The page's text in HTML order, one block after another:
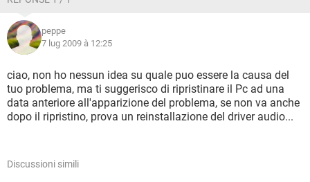
peppe
7 lug 2009 à 12:25
ciao, non ho nessun idea su quale puo essere la causa del
tuo problema, ma ti suggerisco di ripristinare il Pc ad una
data anteriore all'apparizione del problema, se non va anche
dopo il ripristino, prova un reinstallazione del driver audio...
Discussioni simili